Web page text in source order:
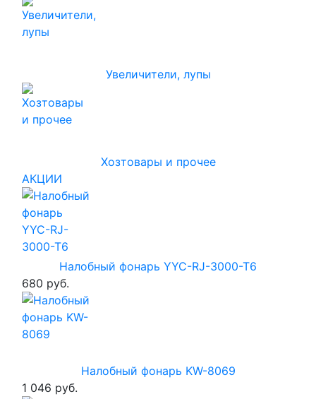
Увеличители, лупы
Хозтовары и прочее
АКЦИИ
Налобный фонарь YYC-RJ-3000-T6
680 руб.
Налобный фонарь KW-8069
1 046 руб.